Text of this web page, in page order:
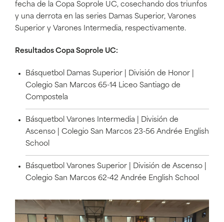
fecha de la Copa Soprole UC, cosechando dos triunfos
y una derrota en las series Damas Superior, Varones
Superior y Varones Intermedia, respectivamente.
Resultados Copa Soprole UC:
Básquetbol Damas Superior | División de Honor |
Colegio San Marcos 65-14 Liceo Santiago de
Compostela
Básquetbol Varones Intermedia | División de
Ascenso | Colegio San Marcos 23-56 Andrée English
School
Básquetbol Varones Superior | División de Ascenso |
Colegio San Marcos 62-42 Andrée English School